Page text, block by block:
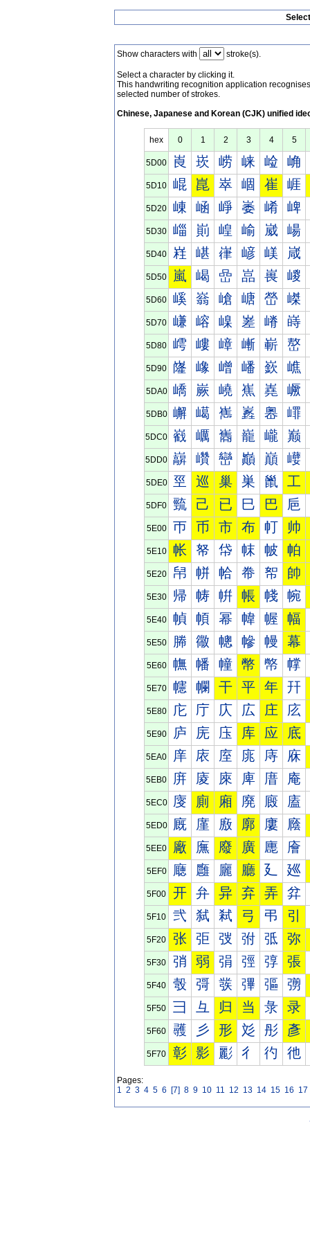
Show characters with stroke(s).
Select a character by clicking it.
This handwriting recognition application
selected number of strokes.
Chinese, Japanese and Korean (CJK) unified
hex 0 1 2 3 4 5
5D00 崀 崁 崂 崃 崄 崅
5D10 崐 崑 崒 崓 崔 崕
5D20 崠 崡 崢 崣 崤 崥
5D30 崰 崱 崲 崳 崴 崵
5D40 嵀 嵁 嵂 嵃 嵄 嵅
5D50 嵐 嵑 嵒 嵓 嵔 嵕
5D60 嵠 嵡 嵢 嵣 嵤 嵥
5D70 嵰 嵱 嵲 嵳 嵴 嵵
5D80 嶀 嶁 嶂 嶃 嶄 嶅
5D90 嶐 嶑 嶒 嶓 嶔 嶕
5DA0 嶠 嶡 嶢 嶣 嶤 嶥
5DB0 嶰 嶱 嶲 嶳 嶴 嶵
5DC0 巀 巁 巂 巃 巄 巅
5DD0 巐 巑 巒 巓 巔 巕
5DE0 巠 巡 巢 巣 巤 工
5DF0 巰 己 已 巳 巴 巵
5E00 帀 币 市 布 帄 帅
5E10 帐 帑 帒 帓 帔 帕
5E20 帠 帡 帢 帣 帤 帥
5E30 帰 帱 帲 帳 帴 帵
5E40 幀 幁 幂 幃 幄 幅
5E50 幐 幑 幒 幓 幔 幕
5E60 幠 幡 幢 幣 幤 幥
5E70 幰 幱 干 平 年 幵
5E80 庀 庁 庂 広 庄 庅
5E90 庐 庑 庒 库 应 底
5EA0 庠 庡 庢 庣 庤 庥
5EB0 庰 庱 庲 庳 庴 庵
5EC0 廀 廁 廂 廃 廄 廅
5ED0 廐 廑 廒 廓 廔 廕
5EE0 廠 廡 廢 廣 廤 廥
5EF0 廰 廱 廲 廳 廴 廵
5F00 开 弁 异 弃 弄 弅
5F10 弐 弑 弒 弓 弔 引
5F20 张 弡 弢 弣 弤 弥
5F30 弰 弱 弲 弳 弴 張
5F40 彀 彁 彂 彃 彄 彅
5F50 彐 彑 归 当 彔 录
5F60 彠 彡 形 彣 彤 彥
5F70 彰 影 彲 彳 彴 彵
Pages:
1 2 3 4 5 6 [7] 8 9 10 11 12 13 14 15 16 17